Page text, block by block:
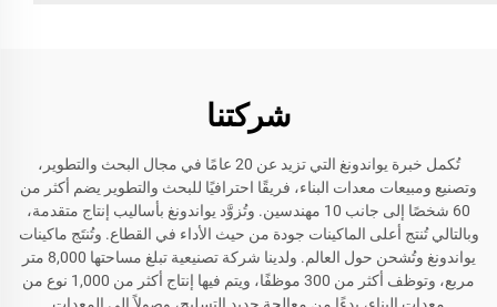
شركتنا
تُكمل خبرة يواندونغ التي تزيد عن 20 عامًا في مجال البحث والتطوير،
وتصنيع ومبيعات معدات البناء، فريقًا احترافيًا للبحث والتطوير يضم أكثر من
60 شخصًا إلى جانب 10 مهندسين. وتُزوَّد يواندونغ بأساليب إنتاج متقدمة،
وبالتالي تُنتج أعلى الماكينات جودة من حيث الأداء في القطاع. وتُنتَج ماكينات
يواندونغ وتُشحن حول العالم. ولدينا شركة تصنيعية تبلغ مساحتها 8,000 متر
مربع، وتوظف أكثر من 300 موظفًا، ويتم فيها إنتاج أكثر من 1,000 نوع من